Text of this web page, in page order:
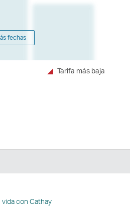
fechas
Tarifa más baja
vida con Cathay